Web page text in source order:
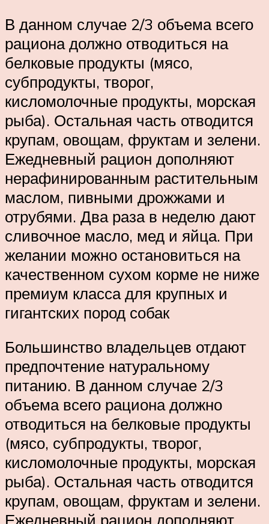
В данном случае 2/3 объема всего
рациона должно отводиться на
белковые продукты (мясо,
субпродукты, творог,
кисломолочные продукты, морская
рыба). Остальная часть отводится
крупам, овощам, фруктам и зелени.
Ежедневный рацион дополняют
нерафинированным растительным
маслом, пивными дрожжами и
отрубями. Два раза в неделю дают
сливочное масло, мед и яйца. При
желании можно остановиться на
качественном сухом корме не ниже
премиум класса для крупных и
гигантских пород собак
Большинство владельцев отдают
предпочтение натуральному
питанию. В данном случае 2/3
объема всего рациона должно
отводиться на белковые продукты
(мясо, субпродукты, творог,
кисломолочные продукты, морская
рыба). Остальная часть отводится
крупам, овощам, фруктам и зелени.
Ежедневный рацион дополняют